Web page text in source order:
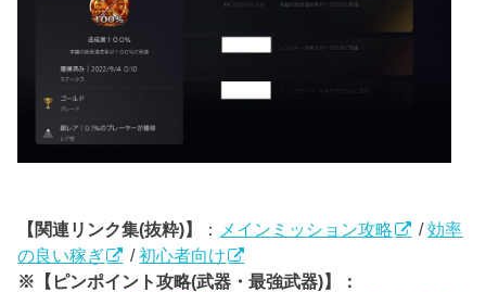
【関連リンク集(抜粋)】 ： メインミッション攻略 /効率
の良い稼ぎ
/初心者向け
※【ピンポイント攻略(武器・最強武器)】：